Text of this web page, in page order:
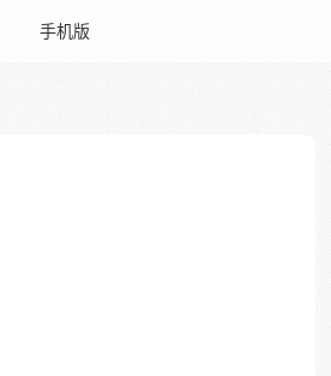
手机版